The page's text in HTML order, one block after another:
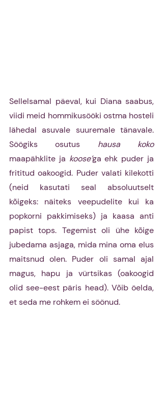
Sellelsamal päeval, kui Diana saabus,
viidi meid hommikusööki ostma hosteli
lähedal asuvale suuremale tänavale.
Söögiks osutus
hausa koko
maapähklite ja koose’ga ehk puder ja
frititud oakoogid. Puder valati kilekotti
(neid kasutati seal absoluutselt
kõigeks: näiteks veepudelite kui ka
popkorni pakkimiseks) ja kaasa anti
papist tops. Tegemist oli ühe kõige
jubedama asjaga, mida mina oma elus
maitsnud olen. Puder oli samal ajal
magus, hapu ja vürtsikas (oakoogid
olid see-eest päris head). Võib öelda,
et seda me rohkem ei söönud.